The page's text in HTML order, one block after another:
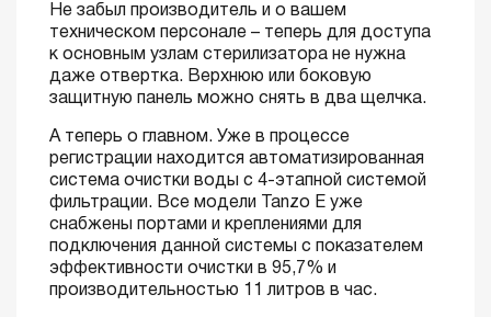
Не забыл производитель и о вашем
техническом персонале – теперь для доступа
к основным узлам стерилизатора не нужна
даже отвертка. Верхнюю или боковую
защитную панель можно снять в два щелчка.
А теперь о главном. Уже в процессе
регистрации находится автоматизированная
система очистки воды с 4-этапной системой
фильтрации. Все модели Tanzo E уже
снабжены портами и креплениями для
подключения данной системы с показателем
эффективности очистки в 95,7% и
производительностью 11 литров в час.